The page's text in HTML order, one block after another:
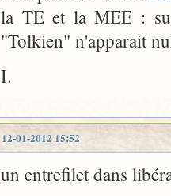
la TE et la MEE :
"Tolkien" n'apparait
I.
12-01-2012 15:52
un entrefilet dans